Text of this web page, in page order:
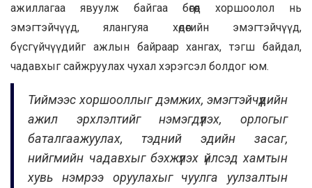
ажиллагаа явуулж байгаа бөгөөд хоршоолол нь
эмэгтэйчүүд, ялангуяа хөдөөгийн эмэгтэйчүүд,
бүсгүйчүүдийг ажлын байраар хангах, тэгш байдал,
чадавхыг сайжруулах чухал хэрэгсэл болдог юм.
Тиймээс хоршооллыг дэмжих, эмэгтэйчүүдийн
ажил эрхлэлтийг нэмэгдүүлэх, орлогыг
баталгаажуулах, тэдний эдийн засаг,
нийгмийн чадавхыг бэхжүүлэх үйлсэд хамтын
хувь нэмрээ оруулахыг чуулга уулзалтын